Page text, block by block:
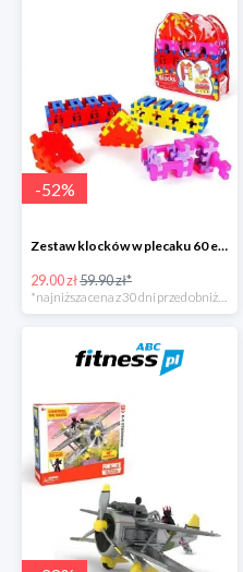
-52%
Zestaw klocków w plecaku 60 elementów -52%
29.00 zł59.90 zł*